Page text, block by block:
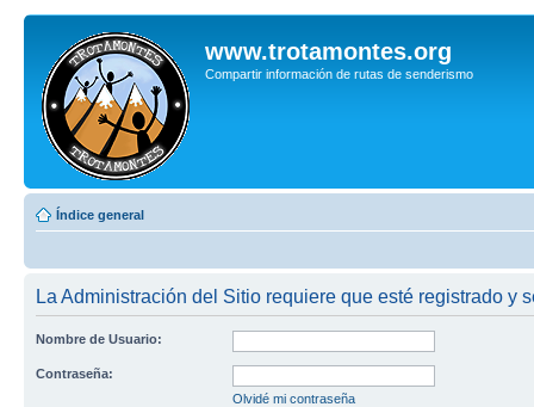
www.trotamontes.org
Compartir información de rutas de senderismo
Índice general
La Administración del Sitio requiere que esté registrado y
Nombre de Usuario:
Contraseña:
Olvidé mi contraseña